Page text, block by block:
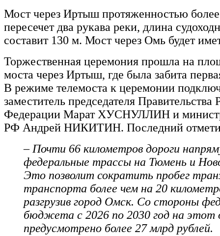
Мост через Иртыш протяженностью
пересечет два рукава реки, длина
составит 130 м. Мост через Омь будет
Торжественная церемония прошла на
моста через Иртыш, где была забита
В режиме телемоста к церемонии
заместитель председателя Правительства
Федерации Марат ХУСНУЛЛИН и
РФ Андрей НИКИТИН. Последний
– Почти 66 километров дороги
федеральные трассы на Тюмень и
Это позволит сократить пробег
транспорта более чем на 20
разгрузив город Омск. Со стороны
бюджета с 2026 по 2030 год на этот
предусмотрено более 27 млрд рублей.